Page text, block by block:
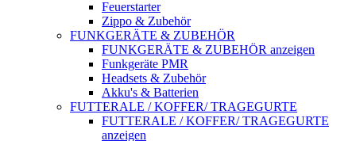
Feuerstarter
Zippo & Zubehör
FUNKGERÄTE & ZUBEHÖR
FUNKGERÄTE & ZUBEHÖR anzeigen
Funkgeräte PMR
Headsets & Zubehör
Akku's & Batterien
FUTTERALE / KOFFER/ TRAGEGURTE
FUTTERALE / KOFFER/ TRAGEGURTE
anzeigen